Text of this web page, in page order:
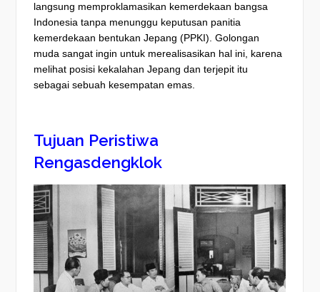
langsung memproklamasikan kemerdekaan bangsa
Indonesia tanpa menunggu keputusan panitia
kemerdekaan bentukan Jepang (PPKI). Golongan
muda sangat ingin untuk merealisasikan hal ini, karena
melihat posisi kekalahan Jepang dan terjepit itu
sebagai sebuah kesempatan emas.
Tujuan Peristiwa
Rengasdengklok